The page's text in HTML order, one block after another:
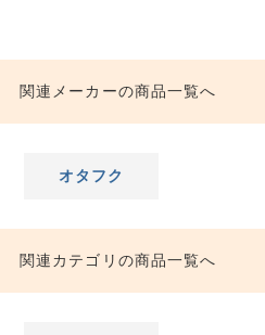
関連メーカーの商品一覧へ
オタフク
関連カテゴリの商品一覧へ